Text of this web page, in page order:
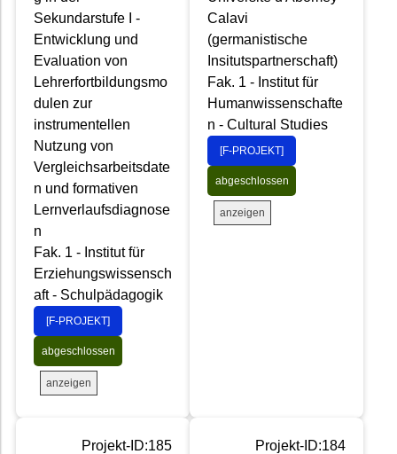
Sekundarstufe I -
Entwicklung und
Evaluation von
Lehrerfortbildungsmo
dulen zur
instrumentellen
Nutzung von
Vergleichsarbeitsdate
n und formativen
Lernverlaufsdiagnose
n
Fak. 1 - Institut für
Erziehungswissensch
aft - Schulpädagogik
[F-PROJEKT]
abgeschlossen
anzeigen
Calavi
(germanistische
Insitutspartnerschaft)
Fak. 1 - Institut für
Humanwissenschafte
n - Cultural Studies
[F-PROJEKT]
abgeschlossen
anzeigen
Projekt-ID:185
Projekt-ID:184